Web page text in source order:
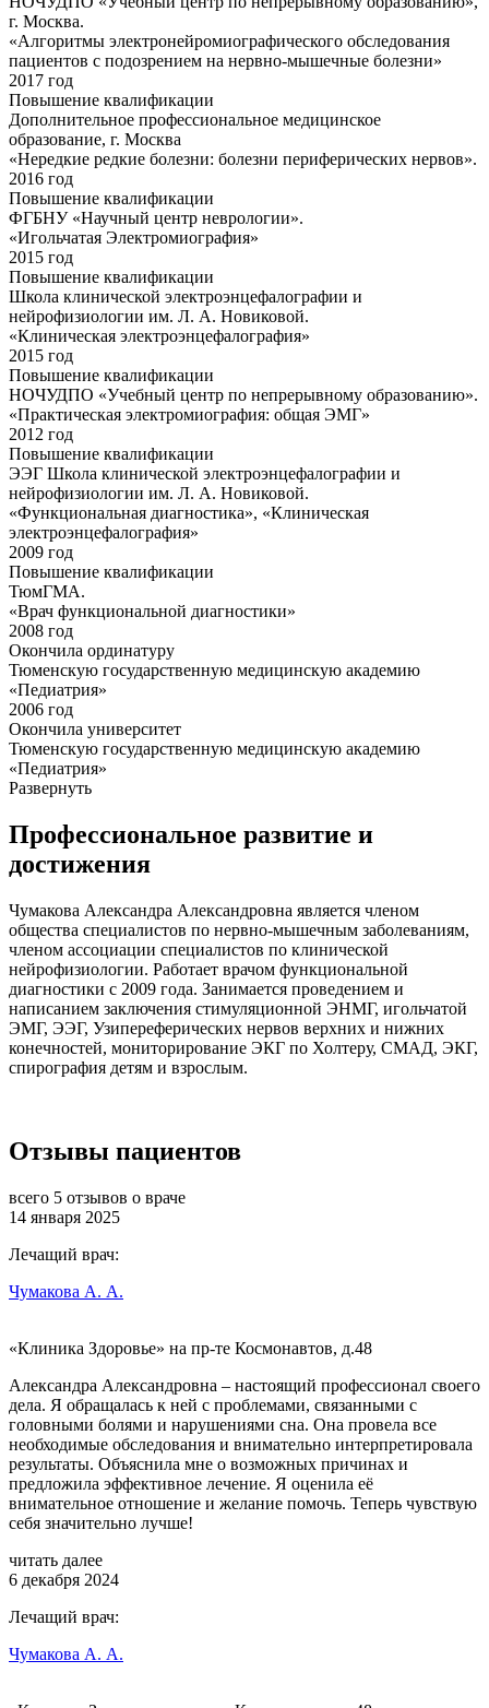
г. Москва.
«Алгоритмы электронейромиографического обследования
пациентов с подозрением на нервно-мышечные болезни»
2017 год
Повышение квалификации
Дополнительное профессиональное медицинское
образование, г. Москва
«Нередкие редкие болезни: болезни периферических нервов».
2016 год
Повышение квалификации
ФГБНУ «Научный центр неврологии».
«Игольчатая Электромиография»
2015 год
Повышение квалификации
Школа клинической электроэнцефалографии и
нейрофизиологии им. Л. А. Новиковой.
«Клиническая электроэнцефалография»
2015 год
Повышение квалификации
НОЧУДПО «Учебный центр по непрерывному образованию».
«Практическая электромиография: общая ЭМГ»
2012 год
Повышение квалификации
ЭЭГ Школа клинической электроэнцефалографии и
нейрофизиологии им. Л. А. Новиковой.
«Функциональная диагностика», «Клиническая
электроэнцефалография»
2009 год
Повышение квалификации
ТюмГМА.
«Врач функциональной диагностики»
2008 год
Окончила ординатуру
Тюменскую государственную медицинскую академию
«Педиатрия»
2006 год
Окончила университет
Тюменскую государственную медицинскую академию
«Педиатрия»
Развернуть
Профессиональное развитие и
достижения
Чумакова Александра Александровна является членом
общества специалистов по нервно-мышечным заболеваниям,
членом ассоциации специалистов по клинической
нейрофизиологии. Работает врачом функциональной
диагностики с 2009 года. Занимается проведением и
написанием заключения стимуляционной ЭНМГ, игольчатой
ЭМГ, ЭЭГ, Узипереферических нервов верхних и нижних
конечностей, мониторирование ЭКГ по Холтеру, СМАД, ЭКГ,
спирография детям и взрослым.
Отзывы пациентов
всего 5 отзывов о враче
14 января 2025
Лечащий врач:
Чумакова А. А.
«Клиника Здоровье» на пр-те Космонавтов, д.48
Александра Александровна – настоящий профессионал своего
дела. Я обращалась к ней с проблемами, связанными с
головными болями и нарушениями сна. Она провела все
необходимые обследования и внимательно интерпретировала
результаты. Объяснила мне о возможных причинах и
предложила эффективное лечение. Я оценила её
внимательное отношение и желание помочь. Теперь чувствую
себя значительно лучше!
читать далее
6 декабря 2024
Лечащий врач:
Чумакова А. А.